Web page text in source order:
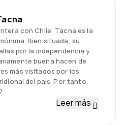
con Chile, Tacna es la
Bien situada, su
por la independencia y
buena hacen de
más visitados por los
del país. Por tanto,
Leer más